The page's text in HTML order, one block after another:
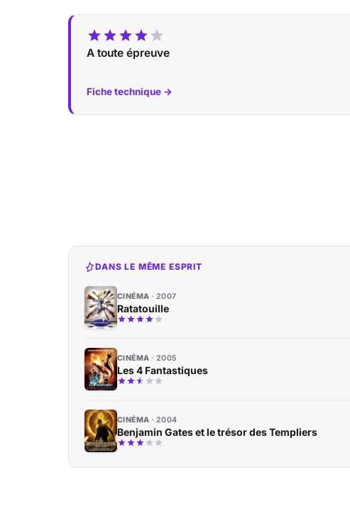
A toute épreuve
Fiche technique →
DANS LE MÊME ESPRIT
CINÉMA 2007
Ratatouille
CINÉMA 2005
Les 4 Fantastiques
CINÉMA 2004
Benjamin Gates et le trésor des Templiers